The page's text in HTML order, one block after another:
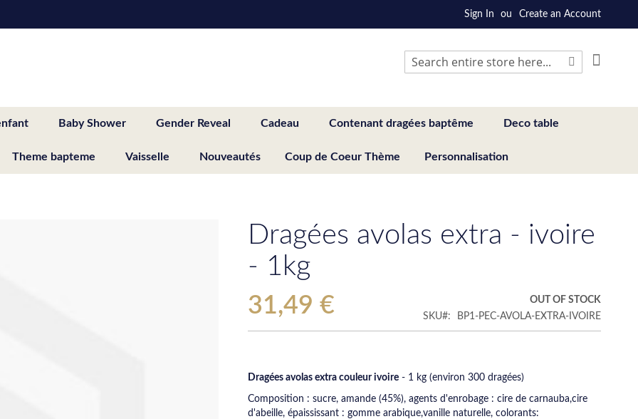
Sign In Create an Account
Search
Baby Shower Gender Reveal Cadeau Contenant dragées baptême Deco table
Theme bapteme Vaisselle Nouveautés Coup de Coeur Thème Personnalisation
Dragées avolas extra - ivoire
- 1kg
31,49 €
OUT OF STOCK
SKU
BP1-PEC-AVOLA-EXTRA-IVOIRE
Dragées avolas extra couleur ivoire - 1 kg (environ 300 dragées)
Composition : sucre, amande (45%), agents d'enrobage : cire de carnauba,cire
d'abeille, épaississant : gomme arabique,vanille naturelle, colorants: